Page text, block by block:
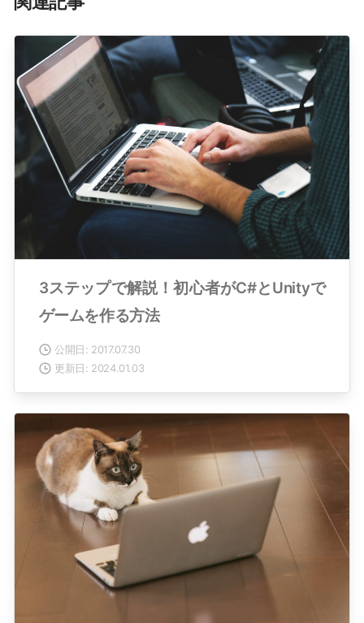
3ステップで解説！初心者がC#とUnityで
ゲームを作る方法
公開日: 2017.07.30
更新日: 2024.01.03